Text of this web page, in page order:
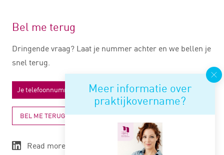
Meer informatie over
praktijkovername?
Bel me terug
Dringende vraag? Laat je nummer achter en we bellen je
snel terug.
BEL ME TERUG
Read more